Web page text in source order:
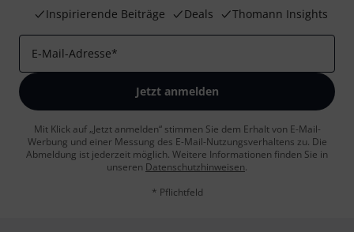
Inspirierende Beiträge
Deals Thomann Insights
E-Mail-Adresse*
Jetzt anmelden
Mit Klick auf „Jetzt anmelden“ stimmen Sie dem Erhalt von E-Mail-
Werbung und einer Messung des E-Mail-Nutzungsverhaltens zu. Die
Abmeldung ist jederzeit möglich. Weitere Informationen finden Sie in
unseren Datenschutzhinweisen.
* Pflichtfeld